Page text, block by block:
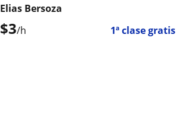
$3/h 1ª clase gratis
Elias Bersoza